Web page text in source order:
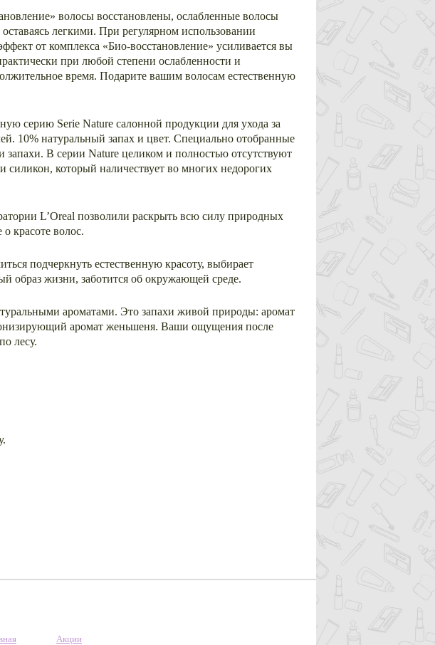
волосы восстановлены, ослабленные волосы
легкими. При регулярном использовании
от комплекса «Био-восстановление» усиливается вы
при любой степени ослабленности и
время. Подарите вашим волосам естественную
серию Serie Nature салонной продукции для ухода за
10% натуральный запах и цвет. Специально отобранные
В серии Nature целиком и полностью отсутствуют
силикон, который наличествует во многих недорогих
L’Oreal позволили раскрыть всю силу природных
красоте волос.
подчеркнуть естественную красоту, выбирает
образ жизни, заботится об окружающей среде.
ароматами. Это запахи живой природы: аромат
аромат женьшеня. Ваши ощущения после
лесу.
Акции